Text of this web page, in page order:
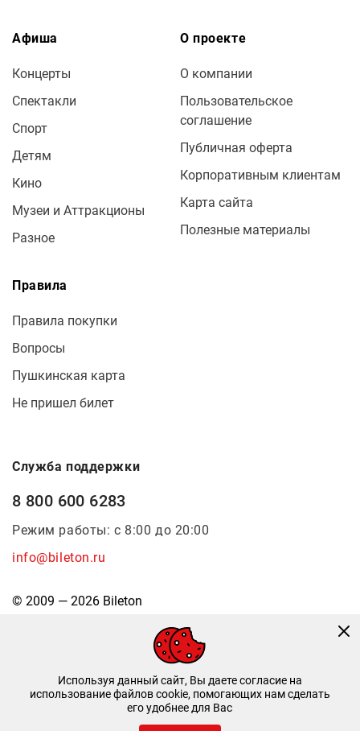
Афиша
Концерты
Спектакли
Спорт
Детям
Кино
Музеи и Аттракционы
Разное
О проекте
О компании
Пользовательское
соглашение
Публичная оферта
Корпоративным клиентам
Карта сайта
Полезные материалы
Правила
Правила покупки
Вопросы
Пушкинская карта
Не пришел билет
Служба поддержки
8 800 600 6283
Режим работы: с 8:00 до 20:00
info@bileton.ru
© 2009 — 2026 Bileton
Используя данный сайт, Вы даете согласие на
использование файлов cookie, помогающих нам сделать
его удобнее для Вас